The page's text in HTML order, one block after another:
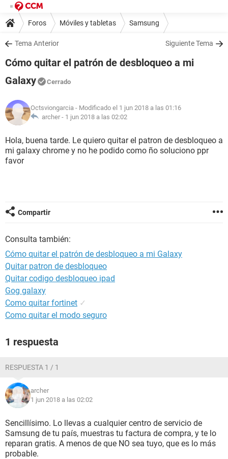
Foros Móviles y tabletas Samsung
Tema Anterior Siguiente Tema
Cómo quitar el patrón de desbloqueo a mi
Galaxy
Cerrado
Octsviongarcia - Modificado el 1 jun 2018 a las 01:16
archer - 1 jun 2018 a las 02:02
Hola, buena tarde. Le quiero quitar el patron de desbloqueo a
mi galaxy chrome y no he podido como ño soluciono ppr
favor
Compartir
Consulta también:
Cómo quitar el patrón de desbloqueo a mi Galaxy
Quitar patron de desbloqueo
Quitar codigo desbloqueo ipad
Gog galaxy
Como quitar fortinet ✓
Como quitar el modo seguro
1 respuesta
RESPUESTA 1 / 1
archer
1 jun 2018 a las 02:02
Sencillísimo. Lo llevas a cualquier centro de servicio de
Samsung de tu país, muestras tu factura de compra, y te lo
reparan gratis. A menos de que NO sea tuyo, que es lo más
probable.